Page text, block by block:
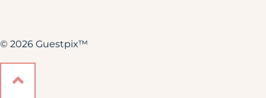
© 2026 Guestpix™